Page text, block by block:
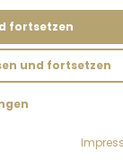
fortsetzen
und fortsetzen